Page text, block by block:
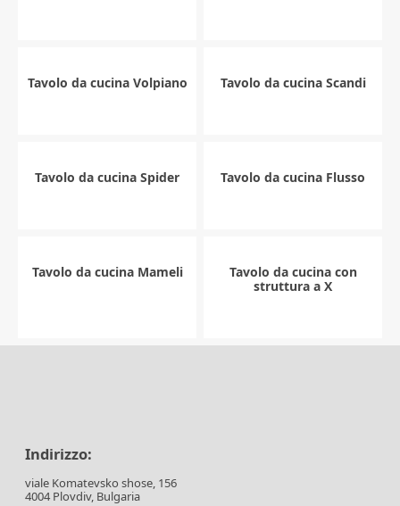
Tavolo da cucina Volpiano Tavolo da cucina Scandi
Tavolo da cucina Spider Tavolo da cucina Flusso
Tavolo da cucina Mameli
Tavolo da cucina con
struttura a X
Indirizzo:
viale Komatevsko shose, 156
4004 Plovdiv, Bulgaria